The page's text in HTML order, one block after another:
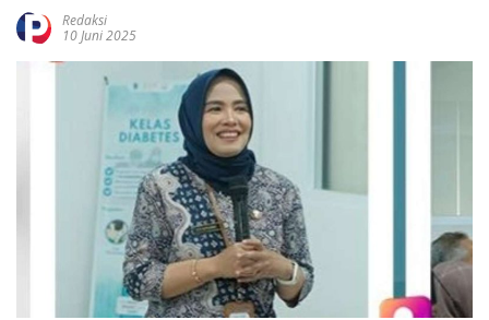
Redaksi
10 Juni 2025